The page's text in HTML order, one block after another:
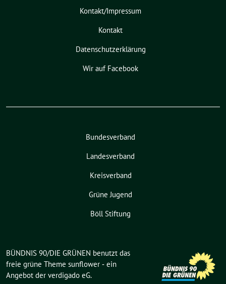
Kontakt/Impressum
Kontakt
Datenschutzerklärung
Wir auf Facebook
Bundesverband
Landesverband
Kreisverband
Grüne Jugend
Böll Stiftung
BÜNDNIS 90/DIE GRÜNEN benutzt das
freie grüne Theme sunflower ‐ ein
Angebot der verdigado eG.